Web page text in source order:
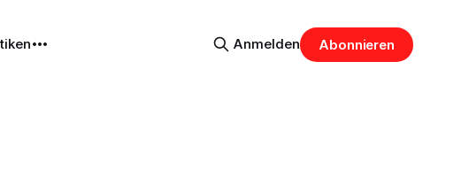
Anmelden Abonnieren